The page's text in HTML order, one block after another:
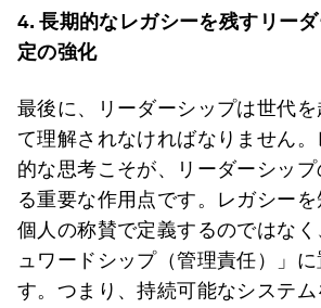
4.長期的なレガシーを残すリー
定の強化
最後に、リーダーシップは世代を
て理解されなければなりません
的な思考こそが、リーダーシッ
る重要な作用点です。レガシー
個人の称賛で定義するのではな
ュワードシップ（管理責任）」
す。つまり、持続可能なシステ